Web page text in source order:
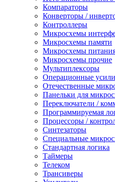
Компараторы
Конверторы /
Контроллеры
Микросхемы
Микросхемы памяти
Микросхемы
Микросхемы прочие
Мультиплексоры
Операционные
Отечественные
Панельки для
Переключатели /
Программируемая
Процессоры /
Синтезаторы
Специальные
Стандартная логика
Таймеры
Телеком
Трансиверы